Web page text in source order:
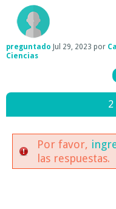
preguntado Jul 29, 2023 por
Ciencias
2
Por favor,
las respuestas.